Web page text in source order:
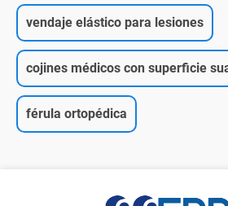
vendaje elástico para lesiones
cojines médicos con superficie
férula ortopédica